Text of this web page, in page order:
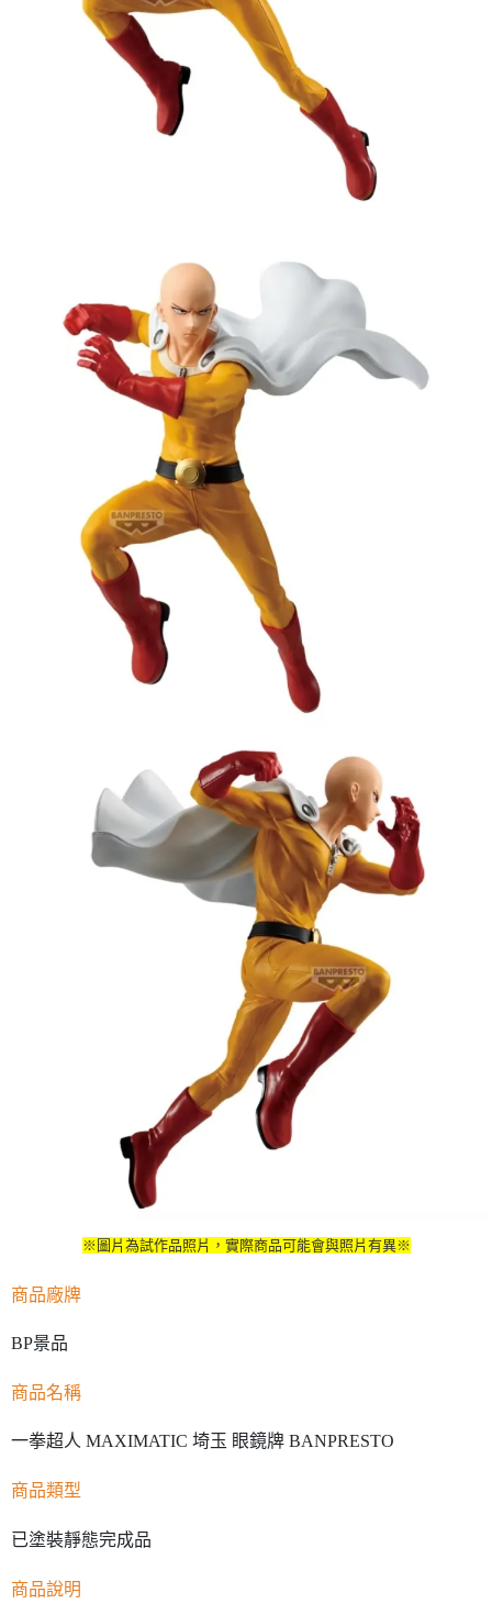
※圖片為試作品照片，實際商品可能會與照片有異※
商品廠牌
BP景品
商品名稱
一拳超人 MAXIMATIC 埼玉 眼鏡牌 BANPRESTO
商品類型
已塗裝靜態完成品
商品說明